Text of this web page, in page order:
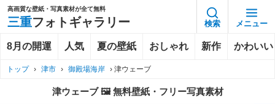
高画質な壁紙・写真素材が全て無料
三重フォトギャラリー 検索 メニュー
8月の開運 人気 夏の壁紙 おしゃれ 新作 かわいい
トップ › 津市 › 御殿場海岸 › 津ウェーブ
津ウェーブ 🖼️ 無料壁紙・フリー写真素材